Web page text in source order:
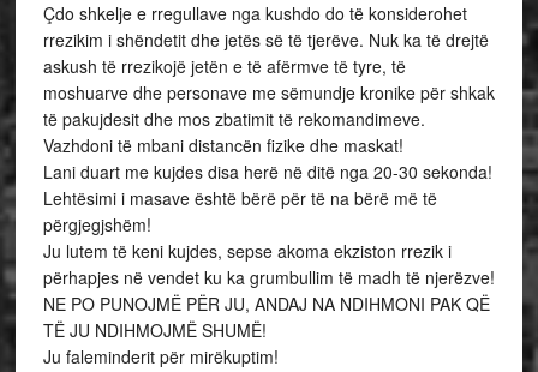
Çdo shkelje e rregullave nga kushdo do të konsiderohet
rrezikim i shëndetit dhe jetës së të tjerëve. Nuk ka të drejtë
askush të rrezikojë jetën e të afërmve të tyre, të
moshuarve dhe personave me sëmundje kronike për shkak
të pakujdesit dhe mos zbatimit të rekomandimeve.
Vazhdoni të mbani distancën fizike dhe maskat!
Lani duart me kujdes disa herë në ditë nga 20-30 sekonda!
Lehtësimi i masave është bërë për të na bërë më të
përgjegjshëm!
Ju lutem të keni kujdes, sepse akoma ekziston rrezik i
përhapjes në vendet ku ka grumbullim të madh të njerëzve!
NE PO PUNOJMË PËR JU, ANDAJ NA NDIHMONI PAK QË
TË JU NDIHMOJMË SHUMË!
Ju faleminderit për mirëkuptim!